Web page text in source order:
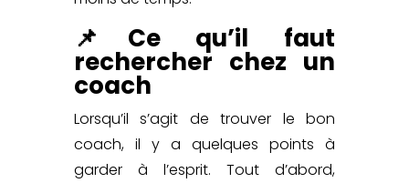
📌Ce qu’il faut
rechercher chez un
coach
Lorsqu’il s’agit de trouver le bon
coach, il y a quelques points à
garder à l’esprit. Tout d’abord,